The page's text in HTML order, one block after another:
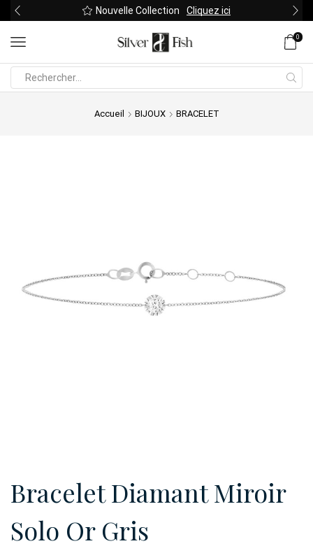
Nouvelle Collection Cliquez ici
0
Accueil BIJOUX BRACELET
Bracelet Diamant Miroir
Solo Or Gris